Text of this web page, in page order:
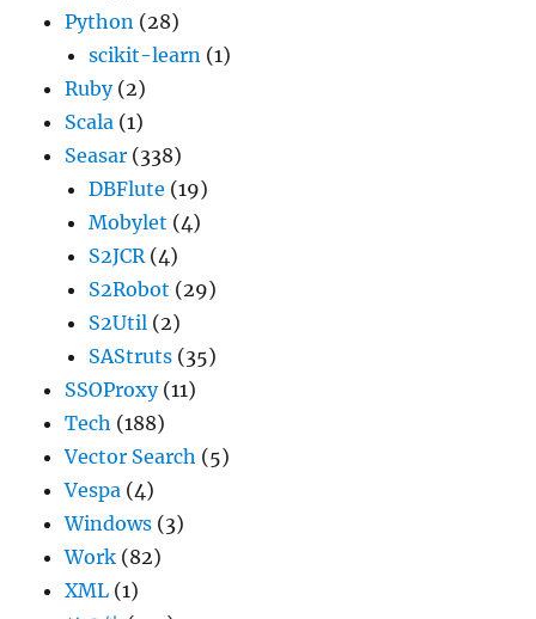
Python (28)
scikit-learn (1)
Ruby(2)
Scala (1)
Seasar (338)
DBFlute (19)
Mobylet (4)
S2JCR(4)
S2Robot (29)
S2Util (2)
SAStruts (35)
SSOProxy(11)
Tech (188)
Vector Search (5)
Vespa (4)
Windows (3)
Work (82)
XML (1)